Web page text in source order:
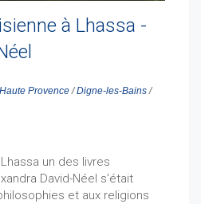
à Lhassa -
Provence/Digne-les-Bains/
un des livres
David-Néel s'était
et aux religions